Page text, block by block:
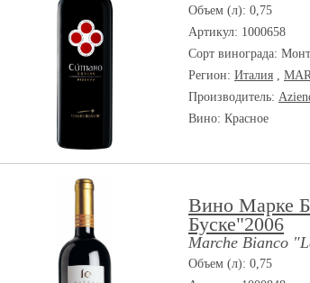
Объем (л): 0,75
Артикул: 1000658
Сорт винограда:
Регион: Италия ,
Производитель:
Вино: Красное
Вино Марке
Буске"2006
Marche Bianco
Объем (л): 0,75